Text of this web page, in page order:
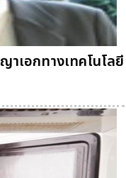
เอกทางเทคโนโลยี